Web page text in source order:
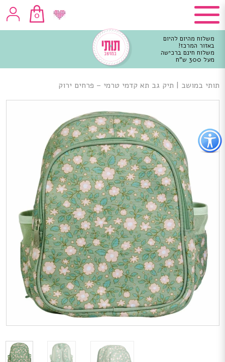
כפתור
לפתיחת
תפריט
נגישות
0
משלוח מהיום להיום
באזור המרכז!
משלוח חינם ברכישה
מעל 300 ש"ח
מרכזי
תותי במושב | תיק גב תא קדמי טרמי – פרחים ירוק